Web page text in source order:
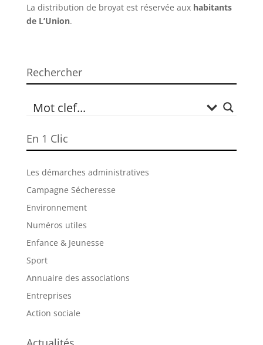
La distribution de broyat est réservée aux habitants
de L’Union.
Rechercher
En 1 Clic
Les démarches administratives
Campagne Sécheresse
Environnement
Numéros utiles
Enfance & Jeunesse
Sport
Annuaire des associations
Entreprises
Action sociale